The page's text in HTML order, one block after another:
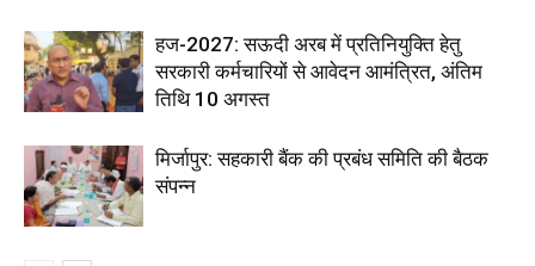
हज-2027: सऊदी अरब में प्रतिनियुक्ति हेतु
सरकारी कर्मचारियों से आवेदन आमंत्रित, अंतिम
तिथि 10 अगस्त
मिर्जापुर: सहकारी बैंक की प्रबंध समिति की बैठक
संपन्न